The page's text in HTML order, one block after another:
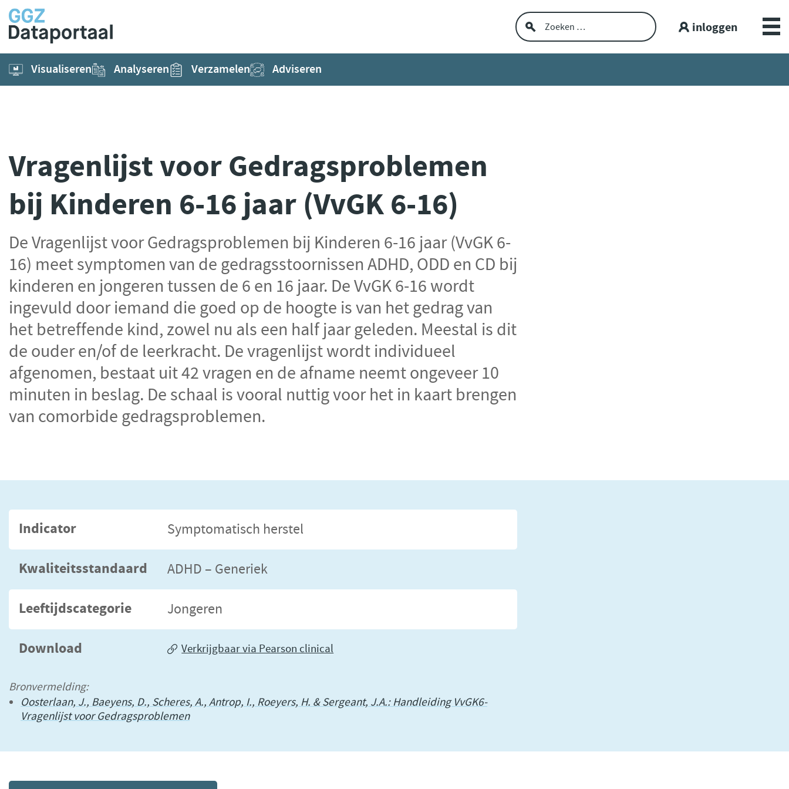
inloggen
Visualiseren Analyseren Verzamelen Adviseren
Vragenlijst voor Gedragsproblemen
bij Kinderen 6-16 jaar (VvGK 6-16)
De Vragenlijst voor Gedragsproblemen bij Kinderen 6-16 jaar (VvGK 6-
16) meet symptomen van de gedragsstoornissen ADHD, ODD en CD bij
kinderen en jongeren tussen de 6 en 16 jaar. De VvGK 6-16 wordt
ingevuld door iemand die goed op de hoogte is van het gedrag van
het betreffende kind, zowel nu als een half jaar geleden. Meestal is dit
de ouder en/of de leerkracht. De vragenlijst wordt individueel
afgenomen, bestaat uit 42 vragen en de afname neemt ongeveer 10
minuten in beslag. De schaal is vooral nuttig voor het in kaart brengen
van comorbide gedragsproblemen.
Indicator Symptomatisch herstel
Kwaliteitsstandaard ADHD – Generiek
Leeftijdscategorie Jongeren
Download Verkrijgbaar via Pearson clinical
Bronvermelding:
Oosterlaan, J., Baeyens, D., Scheres, A., Antrop, I., Roeyers, H. & Sergeant, J.A.: Handleiding VvGK6-
Vragenlijst voor Gedragsproblemen